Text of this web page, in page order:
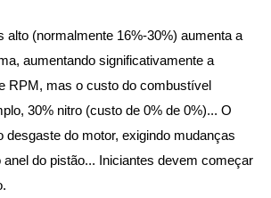
alto (normalmente 16%-30%) aumenta a
aumentando significativamente a
RPM, mas o custo do combustível
30% nitro (custo de 0% de 0%)... O
desgaste do motor, exigindo mudanças
anel do pistão... Iniciantes devem começar